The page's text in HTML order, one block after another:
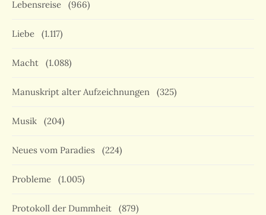
Lebensreise (966)
Liebe (1.117)
Macht (1.088)
Manuskript alter Aufzeichnungen (325)
Musik (204)
Neues vom Paradies (224)
Probleme (1.005)
Protokoll der Dummheit (879)